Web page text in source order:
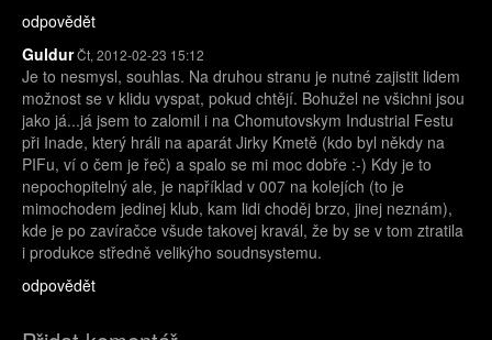
odpovědět
GuldurČt, 2012-02-23 15:12
Je to nesmysl, souhlas. Na druhou stranu je nutné zajistit lidem
možnost se v klidu vyspat, pokud chtějí. Bohužel ne všichni jsou
jako já...já jsem to zalomil i na Chomutovskym Industrial Festu
při Inade, který hráli na aparát Jirky Kmetě (kdo byl někdy na
PIFu, ví o čem je řeč) a spalo se mi moc dobře :-) Kdy je to
nepochopitelný ale, je například v 007 na kolejích (to je
mimochodem jedinej klub, kam lidi choděj brzo, jinej neznám),
kde je po zavíračce všude takovej kravál, že by se v tom ztratila
i produkce středně velikýho soudnsystemu.
odpovědět